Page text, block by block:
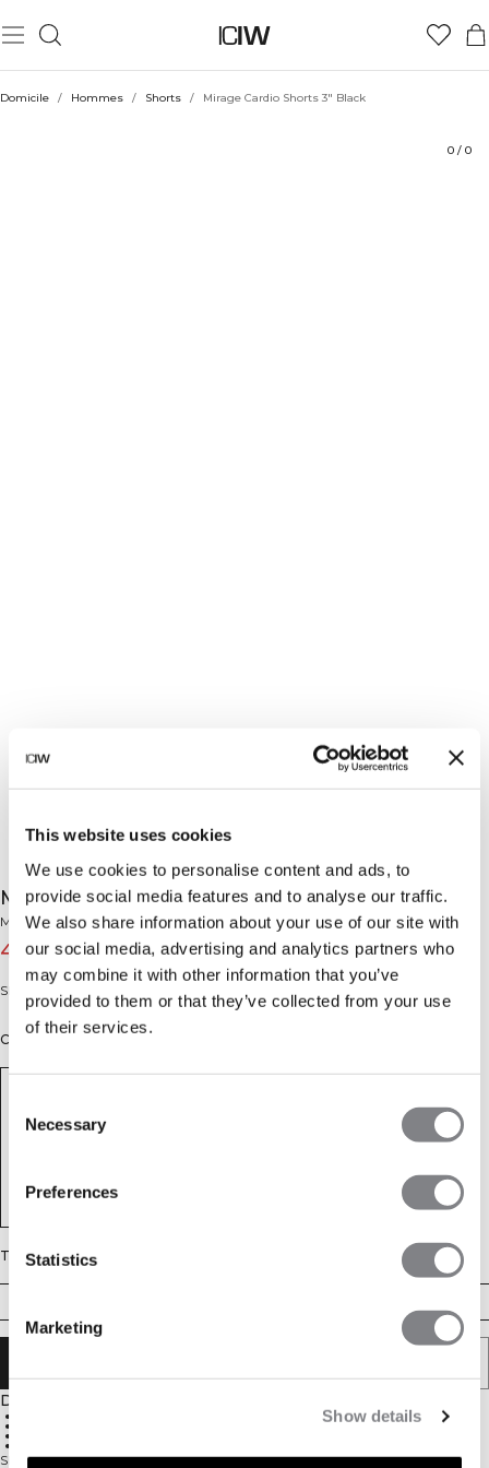
This website uses cookies
We use cookies to personalise content and ads, to
provide social media features and to analyse our traffic.
We also share information about your use of our site with
our social media, advertising and analytics partners who
may combine it with other information that you’ve
provided to them or that they’ve collected from your use
of their services.
Selection
Necessary
Preferences
Statistics
Marketing
Show details
Domicile / Hommes / Shorts / Mirage Cardio Shorts 3" Black
0 / 0
Mirage Cardio Shorts 3" Black
Mirage Collection
47€59€(-20%)
Short de cardio léger 3 pouces avec slip intérieur et poches zippées.
Couleur: Black
Taille
Description
Short de course léger, pensé pour la vitesse et le confort. Le Mirage Cardio